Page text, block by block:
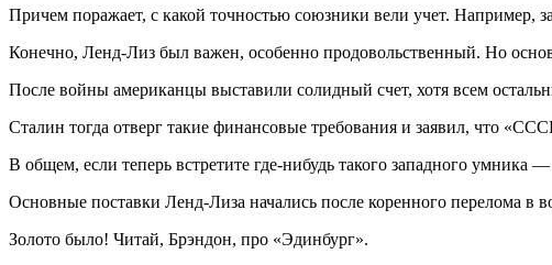
Причем поражает, с какой точностью союзники вели учет. Например,
Конечно, Ленд-Лиз был важен, особенно продовольственный. Но
После войны американцы выставили солидный счет, хотя всем
Сталин тогда отверг такие финансовые требования и заявил, что
В общем, если теперь встретите где-нибудь такого западного умника
Основные поставки Ленд-Лиза начались после коренного перелома в
Золото было! Читай, Брэндон, про «Эдинбург».